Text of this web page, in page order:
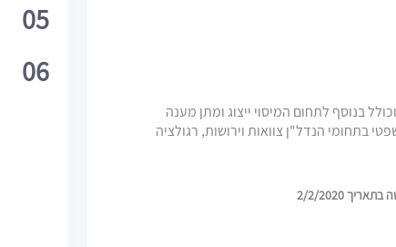
בנוסף לתחום המיסוי ייצוג ומתן מענה
בתחומי הנדל"ן צוואות וירושות, רגולציה
2/2/2020
05
06